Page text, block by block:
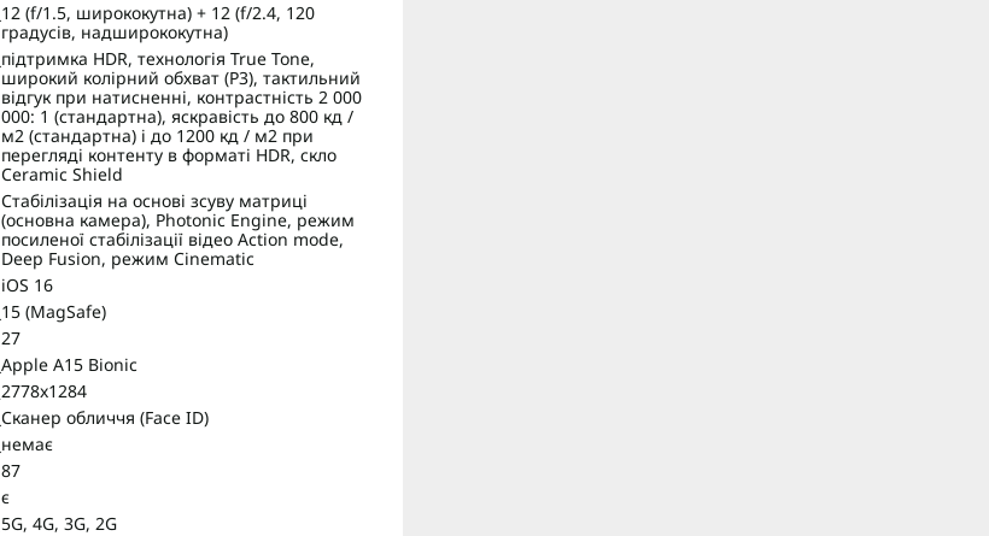
12 (f/1.5, ширококутна) + 12 (f/2.4, 120
градусів, надширококутна)
підтримка HDR, технологія True Tone,
широкий колірний обхват (P3), тактильний
відгук при натисненні, контрастність 2 000
000: 1 (стандартна), яскравість до 800 кд /
м2 (стандартна) і до 1200 кд / м2 при
перегляді контенту в форматі HDR, скло
Ceramic Shield
Стабілізація на основі зсуву матриці
(основна камера), Photonic Engine, режим
посиленої стабілізації відео Action mode,
Deep Fusion, режим Cinematic
iOS 16
15 (MagSafe)
27
Apple A15 Bionic
2778x1284
Сканер обличчя (Face ID)
немає
87
є
5G, 4G, 3G, 2G